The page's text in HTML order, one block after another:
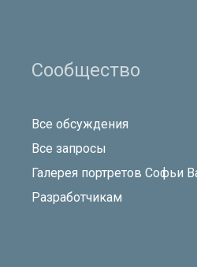
Сообщество
Все обсуждения
Все запросы
Галерея портретов Софьи
Разработчикам